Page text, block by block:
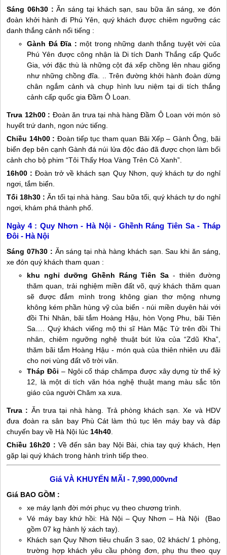
Sáng 06h30 : Ăn sáng tại khách sạn, sau bữa ăn sáng, xe đón
đoàn khởi hành đi Phú Yên , quý khách được chiêm ngưỡng các
danh thắng cảnh nổi tiếng :
Gành Đá Đĩa : một trong những danh thắng tuyệt vời của
Phú Yên được công nhận là Di tích Danh Thắng cấp Quốc
Gia, với đặc thù là những cột đá xếp chồng lên nhau giống
như những chồng đĩa. .. Trên đường khởi hành đoàn dừng
chân ngắm cảnh và chụp hình lưu niệm tại di tích thắng
cảnh cấp quốc gia Đầm Ô Loan.
Trưa 12h00 : Đoàn ăn trưa tại nhà hàng Đầm Ô Loan với món sò
huyết trứ danh, ngon nức tiếng.
Chiều 14h00 : Đoàn tiếp tục tham quan Bãi Xếp – Gành Ông, bãi
biển đẹp bên cạnh Gành đá núi lửa độc đáo đã được chọn làm bối
cảnh cho bộ phim “Tôi Thấy Hoa Vàng Trên Cỏ Xanh”.
16h00 : Đoàn trở về khách sạn Quy Nhơn , quý khách tự do nghỉ
ngơi, tắm biển.
Tối 18h30 : Ăn tối tại nhà hàng. Sau bữa tối, quý khách tự do nghỉ
ngơi, khám phá thành phố.
Ngày 4 : Quy Nhơn - Hà Nội - Ghềnh Ráng Tiên Sa - Tháp
Đôi - Hà Nội
Sáng 07h30 : Ăn sáng tại nhà hàng khách sạn. Sau khi ăn sáng,
xe đón quý khách tham quan :
khu nghỉ dưỡng Ghềnh Ráng Tiên Sa- thiên đường
thăm quan, trải nghiệm miền đất võ, quý khách thăm quan
sẽ được đắm mình trong không gian thơ mộng nhưng
không kém phần hùng vỹ của biển - núi miền duyên hải với
đồi Thi Nhân, bãi tắm Hoàng Hậu, hòn Vọng Phu, bãi Tiên
Sa…. Quý khách viếng mộ thi sĩ Hàn Mặc Tử trên đồi Thi
nhân, chiêm ngưỡng nghệ thuật bút lửa của “Zdũ Kha”,
thăm bãi tắm Hoàng Hậu - món quà của thiên nhiên ưu đãi
cho nơi vùng đất võ trời văn.
Tháp Đôi – Ngôi cổ tháp chămpa được xây dựng từ thế kỷ
12, là một di tích văn hóa nghệ thuật mang màu sắc tôn
giáo của người Chăm xa xưa.
Trưa : Ăn trưa tại nhà hàng. Trả phòng khách sạn. Xe và HDV
đưa đoàn ra sân bay Phù Cát làm thủ tục lên máy bay và đáp
chuyến bay về Hà Nội lúc 14h40
Chiều 16h20 : Về đến sân bay Nội Bài, chia tay quý khách, Hẹn
gặp lại quý khách trong hành trình tiếp theo.
Giá VÀ KHUYẾN MÃI - 7,990,000vnđ
Giá BAO GỒM :
xe máy lạnh đời mới phục vụ theo chương trình.
Vé máy bay khứ hồi: Hà Nội –Quy Nhơn – Hà Nội (Bao
gồm 07 kg hành lý xách tay).
Khách sạnQuy Nhơn tiêu chuẩn 3 sao, 02 khách/ 1 phòng,
trường hợp khách yêu cầu phòng đơn, phụ thu theo quy